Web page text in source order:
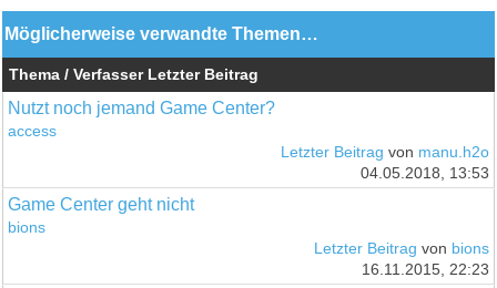
Möglicherweise verwandte Themen…
Thema / Verfasser Letzter Beitrag
Nutzt noch jemand Game Center?
access
Letzter Beitrag von manu.h2o
04.05.2018, 13:53
Game Center geht nicht
bions
Letzter Beitrag von bions
16.11.2015, 22:23